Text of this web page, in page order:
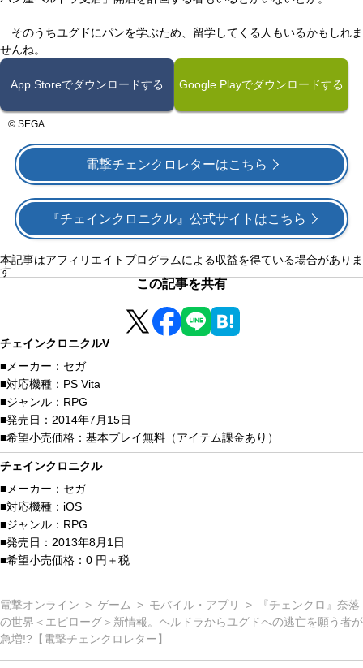
そのうちユグドにパンを学ぶため、留学してくる人もいるかもしれま
せんね。
App Storeでダウンロードする Google Playでダウンロードする
© SEGA
電撃チェンクロレターはこちら
『チェインクロニクル』公式サイトはこちら
本記事はアフィリエイトプログラムによる収益を得ている場合がありま
す
この記事を共有
チェインクロニクルV
メーカー： セガ
対応機種： PS Vita
ジャンル： RPG
発売日： 2014年7月15日
希望小売価格： 基本プレイ無料（アイテム課金あり）
チェインクロニクル
メーカー： セガ
対応機種： iOS
ジャンル： RPG
発売日： 2013年8月1日
希望小売価格： 0 円＋税
電撃オンライン ゲーム モバイル・アプリ
『チェンクロ』奈落
の世界＜エピローグ＞新情報。ヘルドラからユグドへの逃亡を願う者が
急増!?【電撃チェンクロレター】